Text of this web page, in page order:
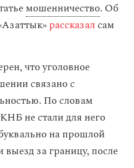
мошенничество. Об
рассказалсам
что уголовное
связано с
По словам
не стали для него
на прошлой
выезд за границу, после